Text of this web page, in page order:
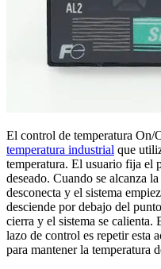
El control de temperatura On/
temperatura industrial que
temperatura. El usuario fija el
deseado. Cuando se alcanza
desconecta y el sistema
desciende por debajo del
cierra y el sistema se
lazo de control es repetir esta
para mantener la temperatura